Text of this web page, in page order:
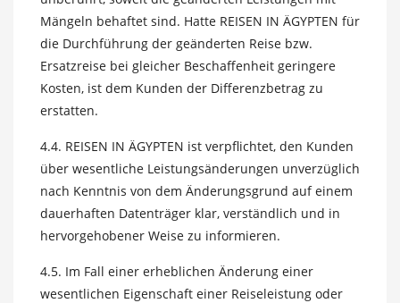
Mängeln behaftet sind. Hatte REISEN IN ÄGYPTEN für
die Durchführung der geänderten Reise bzw.
Ersatzreise bei gleicher Beschaffenheit geringere
Kosten, ist dem Kunden der Differenzbetrag zu
erstatten.
4.4. REISEN IN ÄGYPTEN ist verpflichtet, den Kunden
über wesentliche Leistungsänderungen unverzüglich
nach Kenntnis von dem Änderungsgrund auf einem
dauerhaften Datenträger klar, verständlich und in
hervorgehobener Weise zu informieren.
4.5. Im Fall einer erheblichen Änderung einer
wesentlichen Eigenschaft einer Reiseleistung oder